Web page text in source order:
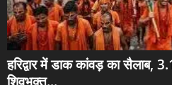
हरिद्वार में डाक कांवड़ का सैलाब,